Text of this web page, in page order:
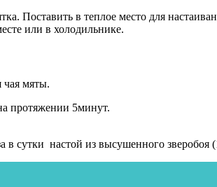
Поставить в теплое место для
или в холодильнике.
чая мяты.
протяжении 5минут.
сутки настой из высушенного зверобоя